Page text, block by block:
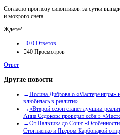
Согласно прогнозу синоптиков, за сутки
и мокрого снега.
Ждете?
0 0 Ответов
40 Просмотров
Ответ
Другие новости
Полина Диброва о «Мастере игры»
влюбилась в реалити»
«Второй сезон станет лучшим
Анна Седокова проверят себя в
От Нальчика до Сочи:
Стогниенко и Пьером Карбонарой